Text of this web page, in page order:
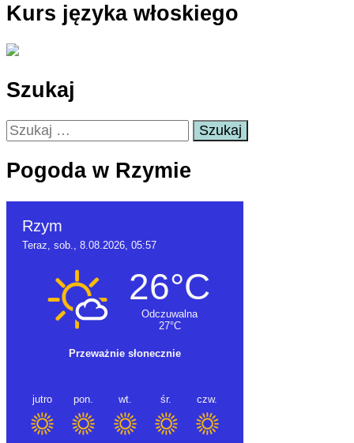
Kurs języka włoskiego
Szukaj
Szukaj:
Pogoda w Rzymie